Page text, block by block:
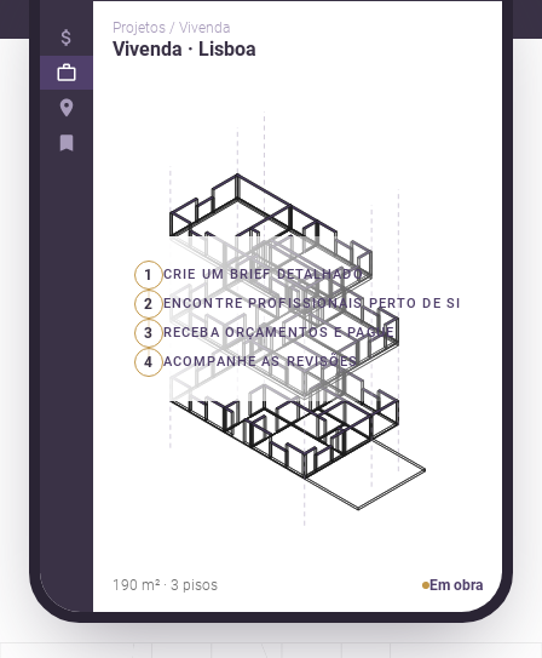
Projetos / Vivenda
Vivenda · Lisboa
1 CRIE UM BRIEF DETALHADO
2 ENCONTRE PROFISSIONAIS PERTO DE SI
3 RECEBA ORÇAMENTOS E PAGUE
4 ACOMPANHE AS REVISÕES
190 m² · 3 pisos Em obra